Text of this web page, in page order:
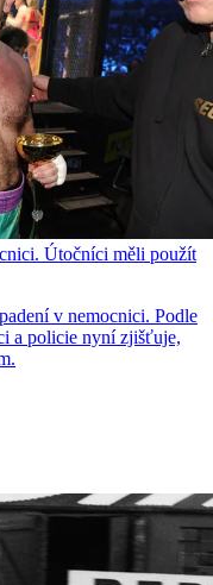
Útočníci měli použít
v nemocnici. Podle
a policie nyní zjišťuje,